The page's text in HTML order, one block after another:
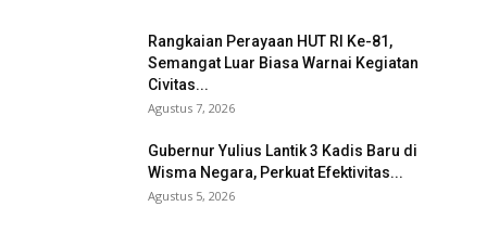
Rangkaian Perayaan HUT RI Ke-81,
Semangat Luar Biasa Warnai Kegiatan
Civitas...
Agustus 7, 2026
Gubernur Yulius Lantik 3 Kadis Baru di
Wisma Negara, Perkuat Efektivitas...
Agustus 5, 2026